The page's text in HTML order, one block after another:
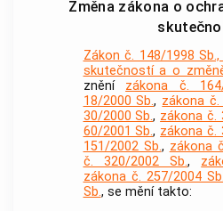
Změna zákona o
Zákon č. 148/1998
skutečností a o
znění zákona č.
18/2000 Sb., zákona
30/2000 Sb., zákona č.
60/2001 Sb., zákona č.
151/2002 Sb., zákona
č. 320/2002 Sb.,
zákona č. 257/2004 Sb.
Sb., se mění takto: